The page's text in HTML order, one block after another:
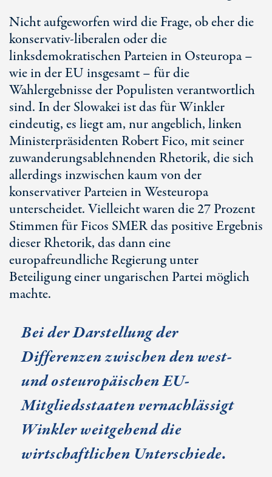
Nicht aufgeworfen wird die Frage, ob eher die
konservativ-liberalen oder die
linksdemokratischen Parteien in Osteuropa –
wie in der EU insgesamt – für die
Wahlergebnisse der Populisten verantwortlich
sind. In der Slowakei ist das für Winkler
eindeutig, es liegt am, nur angeblich, linken
Ministerpräsidenten Robert Fico, mit seiner
zuwanderungsablehnenden Rhetorik, die sich
allerdings inzwischen kaum von der
konservativer Parteien in Westeuropa
unterscheidet. Vielleicht waren die 27 Prozent
Stimmen für Ficos SMER das positive Ergebnis
dieser Rhetorik, das dann eine
europafreundliche Regierung unter
Beteiligung einer ungarischen Partei möglich
machte.
Bei der Darstellung der
Differenzen zwischen den west-
und osteuropäischen EU-
Mitgliedsstaaten vernachlässigt
Winkler weitgehend die
wirtschaftlichen Unterschiede.